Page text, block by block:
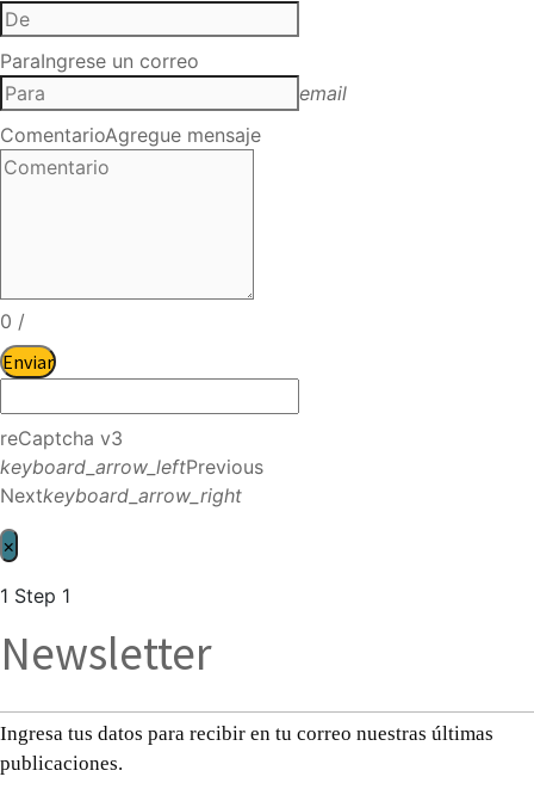
ParaIngrese un correo
email
ComentarioAgregue mensaje
0 /
Enviar
reCaptcha v3
keyboard_arrow_leftPrevious
Nextkeyboard_arrow_right
×
1 Step 1
Newsletter
Ingresa tus datos para recibir en tu correo nuestras últimas
publicaciones.